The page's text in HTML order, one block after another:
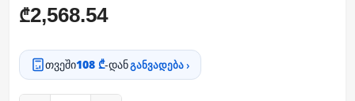
₾2,568.54
თვეში108 ₾-დანგანვადება ›